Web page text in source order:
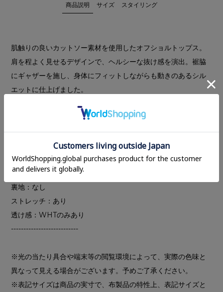
商品説明 サイズ スタイリング
肌触りの良いカットソー素材を使用したオフショルトップス。
肩を程よく見せるデザインで、ヘルシーな抜け感を演出。裾脇
にギャザーを施し、身体にフィットしながらも動きのあるシル
エットに仕上げました。
し、通気性と吸放湿性に優れた快適な着心地もポイント。デニ
ムと合わせてカジュアルに、スカートと合わせてフェミニンに
と、幅広いスタイリングを楽しめる万能な一枚です。
---------------------------
裏地：なし
ストレッチ：あり
透け感：WHTのみあり
---------------------------
※光の当たり具合や端末等の閲覧環境によって、実際の色味と
異なって見える場合がございます。予めご了承ください。
※表記サイズは商品の実寸で、布製品の特性上、表記サイズと